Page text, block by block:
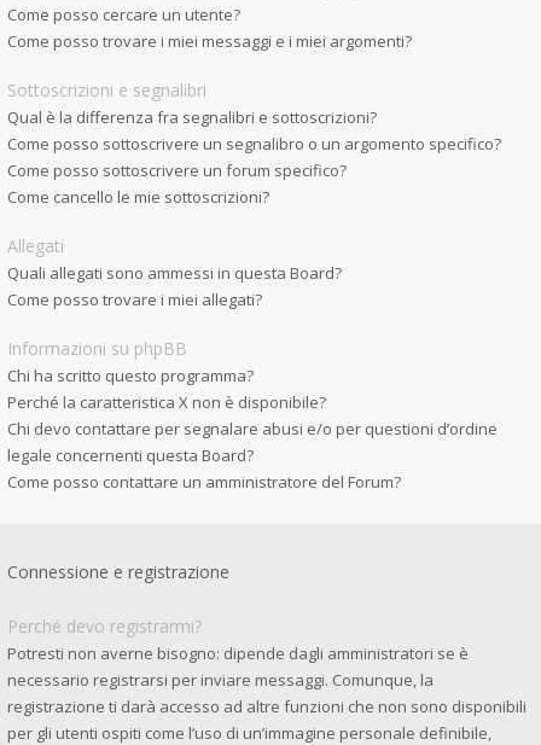
Come posso cercare un utente?
Come posso trovare i miei messaggi e i miei argomenti?
Sottoscrizioni e segnalibri
Qual è la differenza fra segnalibri e sottoscrizioni?
Come posso sottoscrivere un segnalibro o un argomento specifico?
Come posso sottoscrivere un forum specifico?
Come cancello le mie sottoscrizioni?
Allegati
Quali allegati sono ammessi in questa Board?
Come posso trovare i miei allegati?
Informazioni su phpBB
Chi ha scritto questo programma?
Perché la caratteristica X non è disponibile?
Chi devo contattare per segnalare abusi e/o per questioni d’ordine
legale concernenti questa Board?
Come posso contattare un amministratore del Forum?
Connessione e registrazione
Perché devo registrarmi?
Potresti non averne bisogno: dipende dagli amministratori se è
necessario registrarsi per inviare messaggi. Comunque, la
registrazione ti darà accesso ad altre funzioni che non sono disponibili
per gli utenti ospiti come l’uso di un’immagine personale definibile,